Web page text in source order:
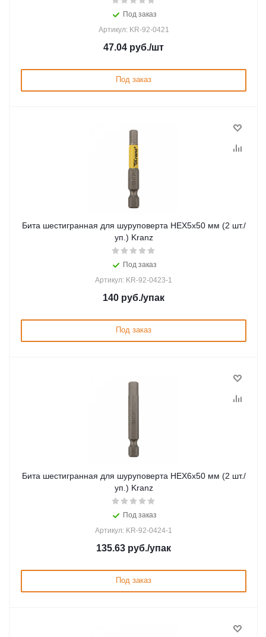
Под заказ
Артикул: KR-92-0421
47.04 руб./шт
Под заказ
Бита шестигранная для шуруповерта HEX5х50 мм (2 шт./
уп.) Kranz
Под заказ
Артикул: KR-92-0423-1
140 руб./упак
Под заказ
Бита шестигранная для шуруповерта HEX6х50 мм (2 шт./
уп.) Kranz
Под заказ
Артикул: KR-92-0424-1
135.63 руб./упак
Под заказ